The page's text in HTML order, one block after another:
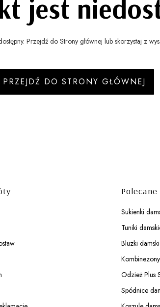
jest
Przejdź do Strony głównej lub skorzystaj z
PRZEJDŹ DO STRONY GŁÓWNEJ
w stopce
Sukienki
Tuniki
Bluzki
Odzież Plus
Spódnice